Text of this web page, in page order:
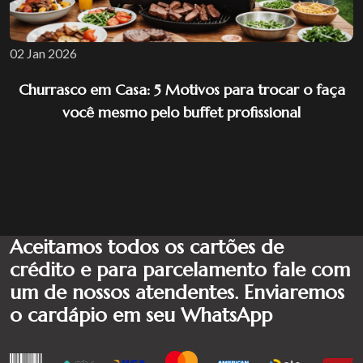
02 Jan 2026
Churrasco em Casa: 5 Motivos para trocar o faça
você mesmo pelo buffet profissional
Aceitamos todos os cartões de
crédito e para parcelamento fale com
um de nossos atendentes. Enviaremos
o cardápio em seu WhatsApp